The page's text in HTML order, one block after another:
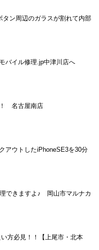
タン周辺のガラスが割れて内部
バイル修理.jp中津川店へ
名古屋南店
アウトしたiPhoneSE3を30分
理できますよ♪ 岡山市マルナカ
方必見！！【上尾市・北本